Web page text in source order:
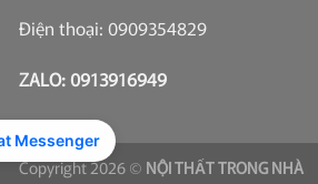
Messenger
Điện thoại: 0909354829
ZALO: 0913916949
Copyright 2026 © NỘI THẤT TRONG NHÀ